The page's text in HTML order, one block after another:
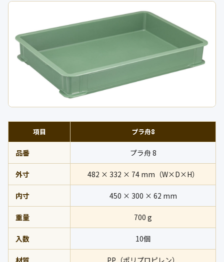
項目 プラ舟8
品番 プラ舟 8
外寸 482 × 332 × 74 mm（W×D×H）
内寸 450 × 300 × 62 mm
重量 700 g
入数 10個